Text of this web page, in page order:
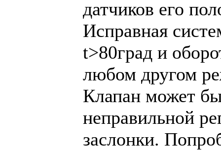
датчиков его
Исправная
t>80град и
любом другом
Клапан может
неправильной
заслонки.